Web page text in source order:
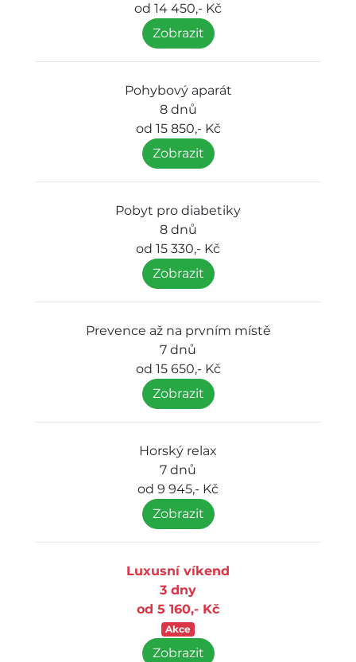
od 14 450,- Kč
Zobrazit
Pohybový aparát
8 dnů
od 15 850,- Kč
Zobrazit
Pobyt pro diabetiky
8 dnů
od 15 330,- Kč
Zobrazit
Prevence až na prvním místě
7 dnů
od 15 650,- Kč
Zobrazit
Horský relax
7 dnů
od 9 945,- Kč
Zobrazit
Luxusní víkend
3 dny
od 5 160,- Kč
Akce
Zobrazit